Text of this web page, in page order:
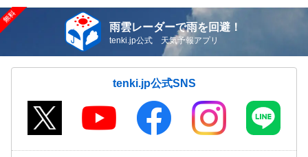
雨雲レーダーで雨を回避！
tenki.jp公式 天気予報アプリ
tenki.jp公式SNS